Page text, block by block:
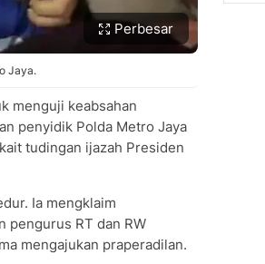
Perbesar
Jaya.
menguji keabsahan
penyidik Polda Metro Jaya
tudingan ijazah Presiden
Ia mengklaim
pengurus RT dan RW
mengajukan praperadilan.